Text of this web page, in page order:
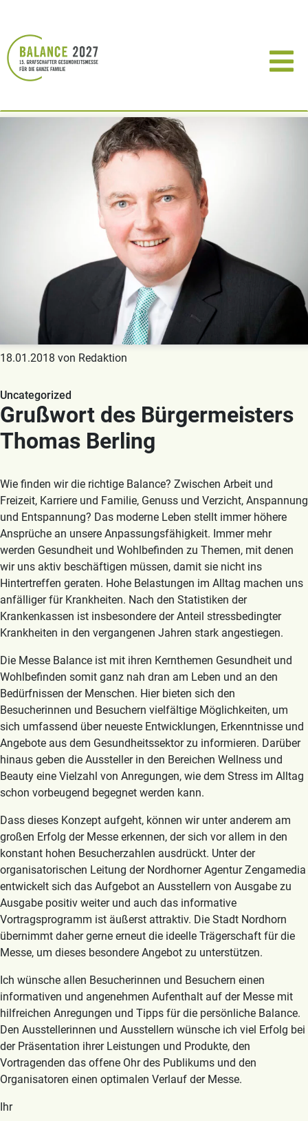
18.01.2018 von Redaktion
Uncategorized
Grußwort des Bürgermeisters
Thomas Berling
Wie finden wir die richtige Balance? Zwischen Arbeit und
Freizeit, Karriere und Familie, Genuss und Verzicht, Anspannung
und Entspannung? Das moderne Leben stellt immer höhere
Ansprüche an unsere Anpassungsfähigkeit. Immer mehr
werden Gesundheit und Wohlbefinden zu Themen, mit denen
wir uns aktiv beschäftigen müssen, damit sie nicht ins
Hintertreffen geraten. Hohe Belastungen im Alltag machen uns
anfälliger für Krankheiten. Nach den Statistiken der
Krankenkassen ist insbesondere der Anteil stressbedingter
Krankheiten in den vergangenen Jahren stark angestiegen.
Die Messe Balance ist mit ihren Kernthemen Gesundheit und
Wohlbefinden somit ganz nah dran am Leben und an den
Bedürfnissen der Menschen. Hier bieten sich den
Besucherinnen und Besuchern vielfältige Möglichkeiten, um
sich umfassend über neueste Entwicklungen, Erkenntnisse und
Angebote aus dem Gesundheitssektor zu informieren. Darüber
hinaus geben die Aussteller in den Bereichen Wellness und
Beauty eine Vielzahl von Anregungen, wie dem Stress im Alltag
schon vorbeugend begegnet werden kann.
Dass dieses Konzept aufgeht, können wir unter anderem am
großen Erfolg der Messe erkennen, der sich vor allem in den
konstant hohen Besucherzahlen ausdrückt. Unter der
organisatorischen Leitung der Nordhorner Agentur Zengamedia
entwickelt sich das Aufgebot an Ausstellern von Ausgabe zu
Ausgabe positiv weiter und auch das informative
Vortragsprogramm ist äußerst attraktiv. Die Stadt Nordhorn
übernimmt daher gerne erneut die ideelle Trägerschaft für die
Messe, um dieses besondere Angebot zu unterstützen.
Ich wünsche allen Besucherinnen und Besuchern einen
informativen und angenehmen Aufenthalt auf der Messe mit
hilfreichen Anregungen und Tipps für die persönliche Balance.
Den Ausstellerinnen und Ausstellern wünsche ich viel Erfolg bei
der Präsentation ihrer Leistungen und Produkte, den
Vortragenden das offene Ohr des Publikums und den
Organisatoren einen optimalen Verlauf der Messe.
Ihr